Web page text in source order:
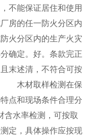
不能保证居住和使用
房的任一防火分区内
火分区内的生产火灾
确定。好。条款完正
末述清，不符合可按
木材取样检测在保
点和现场条件合理分
含水率检测，可按取
定，具体操作应按现